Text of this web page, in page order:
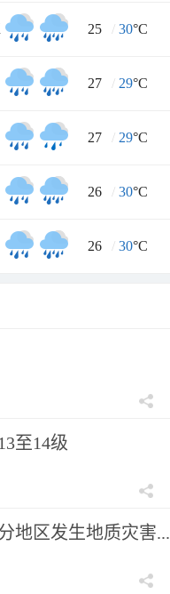
25 / 30°C
27 / 29°C
27 / 29°C
26 / 30°C
26 / 30°C
至14级
地区发生地质灾害...